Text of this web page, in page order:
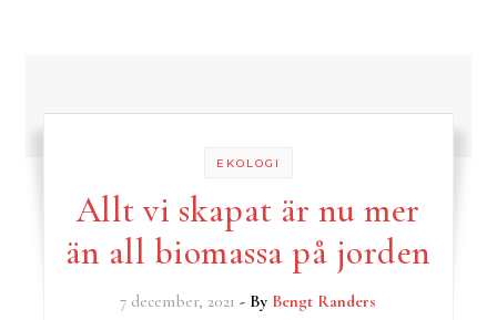
EKOLOGI
Allt vi skapat är nu mer
än all biomassa på jorden
7 december, 2021 - By Bengt Randers